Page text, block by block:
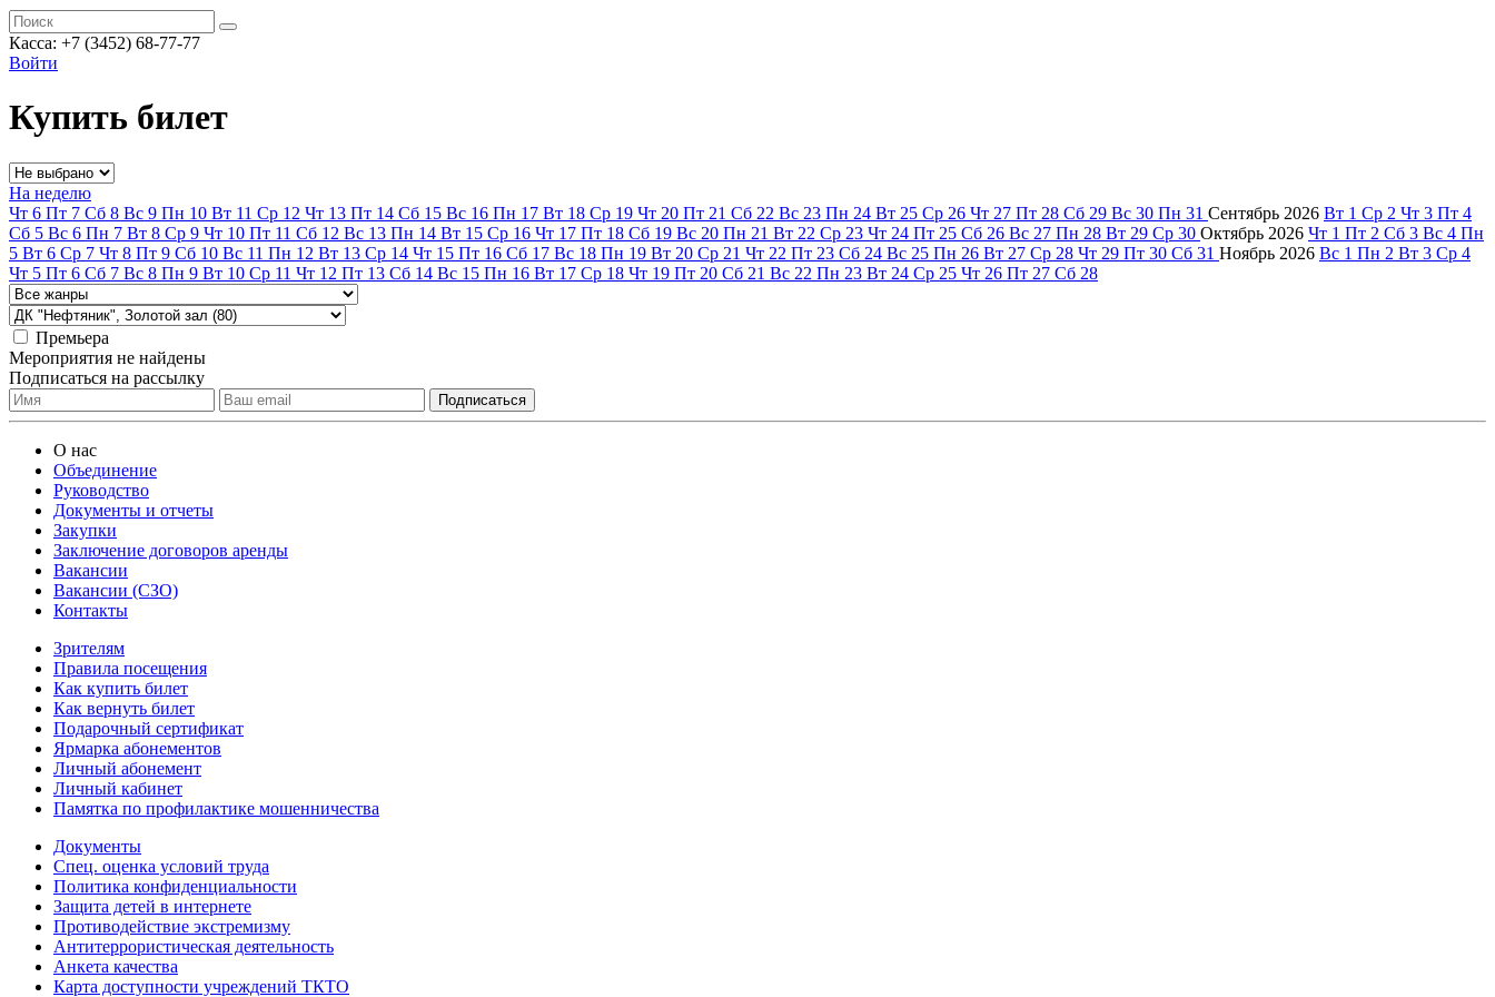
Касса: +7 (3452) 68-77-77
Войти
Купить билет
На неделю
Чт 6 Пт 7 Сб 8 Вс 9 Пн 10 Вт 11 Ср 12 Чт 13 Пт 14 Сб 15 Вс 16 Пн 17 Вт 18 Ср 19 Чт 20 Пт 21 Сб 22 Вс 23 Пн 24 Вт 25 Ср 26 Чт 27 Пт 28 Сб 29 Вс 30 Пн 31 Сентябрь 2026 Вт 1 Ср 2 Чт 3 Пт 4
Сб 5 Вс 6 Пн 7 Вт 8 Ср 9 Чт 10 Пт 11 Сб 12 Вс 13 Пн 14 Вт 15 Ср 16 Чт 17 Пт 18 Сб 19 Вс 20 Пн 21 Вт 22 Ср 23 Чт 24 Пт 25 Сб 26 Вс 27 Пн 28 Вт 29 Ср 30 Октябрь 2026 Чт 1 Пт 2 Сб 3 Вс 4 Пн
5 Вт 6 Ср 7 Чт 8 Пт 9 Сб 10 Вс 11 Пн 12 Вт 13 Ср 14 Чт 15 Пт 16 Сб 17 Вс 18 Пн 19 Вт 20 Ср 21 Чт 22 Пт 23 Сб 24 Вс 25 Пн 26 Вт 27 Ср 28 Чт 29 Пт 30 Сб 31 Ноябрь 2026 Вс 1 Пн 2 Вт 3 Ср 4
Чт 5 Пт 6 Сб 7 Вс 8 Пн 9 Вт 10 Ср 11 Чт 12 Пт 13 Сб 14 Вс 15 Пн 16 Вт 17 Ср 18 Чт 19 Пт 20 Сб 21 Вс 22 Пн 23 Вт 24 Ср 25 Чт 26 Пт 27 Сб 28
Премьера
Мероприятия не найдены
Подписаться на рассылку
О нас
Объединение
Руководство
Документы и отчеты
Закупки
Заключение договоров аренды
Вакансии
Вакансии (СЗО)
Контакты
Зрителям
Правила посещения
Как купить билет
Как вернуть билет
Подарочный сертификат
Ярмарка абонементов
Личный абонемент
Личный кабинет
Памятка по профилактике мошенничества
Документы
Спец. оценка условий труда
Политика конфиденциальности
Защита детей в интернете
Противодействие экстремизму
Антитеррористическая деятельность
Анкета качества
Карта доступности учреждений ТКТО